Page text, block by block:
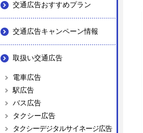
交通広告おすすめプラン
交通広告キャンペーン情報
取扱い交通広告
電車広告
駅広告
バス広告
タクシー広告
タクシーデジタルサイネージ広告